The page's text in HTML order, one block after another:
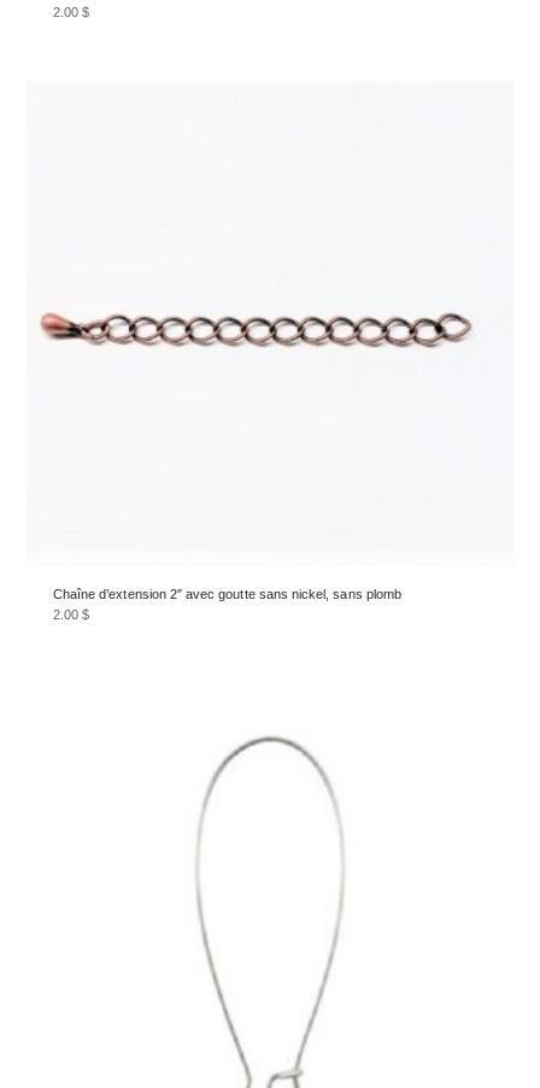
2.00$
Chaîne d’extension 2″ avec goutte sans nickel, sans plomb
2.00$